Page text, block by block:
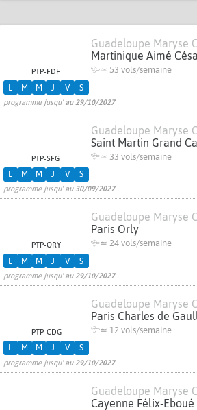
PTP-FDF
Guadeloupe Maryse
Martinique Aimé
≃ 53 vols/semaine
programme jusqu'au 29/10/2027
L M M J V S
PTP-SFG
Guadeloupe Maryse
Saint Martin Grand
≃ 33 vols/semaine
programme jusqu'au 30/09/2027
L M M J V S
PTP-ORY
Guadeloupe Maryse
Paris Orly
≃ 24 vols/semaine
programme jusqu'au 29/10/2027
L M M J V S
PTP-CDG
Guadeloupe Maryse
Paris Charles de
≃ 12 vols/semaine
programme jusqu'au 29/10/2027
L M M J V S
Guadeloupe Maryse
Cayenne Félix-Eboué